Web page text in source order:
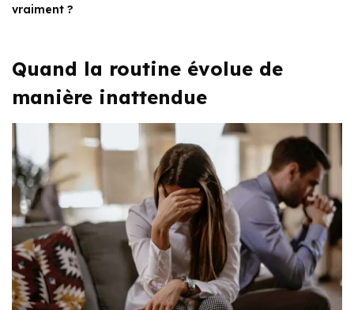
vraiment ?
Quand la routine évolue de
manière inattendue